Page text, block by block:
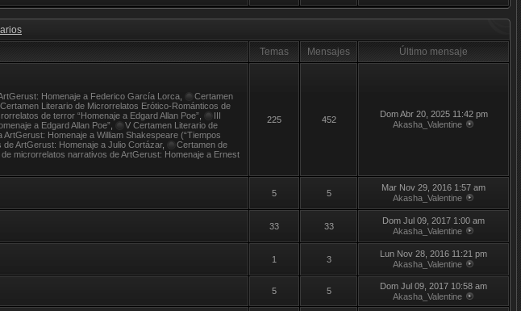
Temas Mensajes
Último mensaje
Homenaje a Federico García Lorca
Certamen
Literario de Microrrelatos Erótico-Románticos de
de terror “Homenaje a Edgard Allan Poe”
III
a Edgard Allan Poe”
V Certamen Literario de
ArtGerust: Homenaje a William Shakespeare (“Tiempos
ArtGerust: Homenaje a Julio Cortázar,
Certamen de
microrrelatos narrativos de ArtGerust: Homenaje a Ernest
225 452
Dom Abr 20, 2025 11:42 pm
Akasha_Valentine
5 5
Mar Nov 29, 2016 1:57 am
Akasha_Valentine
33 33
Dom Jul 09, 2017 1:00 am
Akasha_Valentine
1 3
Lun Nov 28, 2016 11:21 pm
Akasha_Valentine
5 5
Dom Jul 09, 2017 10:58 am
Akasha_Valentine